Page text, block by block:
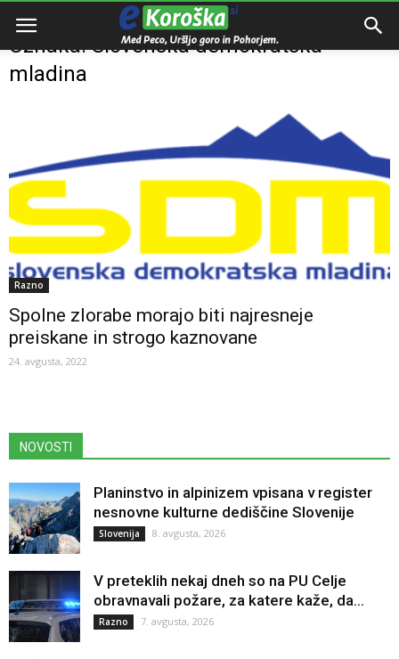
Domov Slovenska demokratska mladina
Oznaka: Slovenska demokratska
mladina
Razno
Spolne zlorabe morajo biti najresneje
preiskane in strogo kaznovane
24. avgusta, 2022
NOVOSTI
Planinstvo in alpinizem vpisana v register
nesnovne kulturne dediščine Slovenije
Slovenija 8. avgusta, 2026
V preteklih nekaj dneh so na PU Celje
obravnavali požare, za katere kaže, da...
Razno 7. avgusta, 2026